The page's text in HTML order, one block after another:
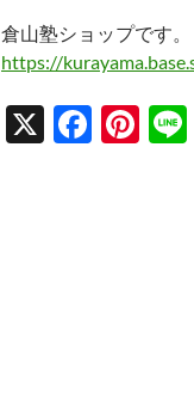
倉山塾ショップです。
https://
X
F
Pi